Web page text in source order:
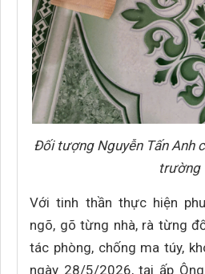
Đối tượng Nguyễn Tấn Anh
trường
Với tinh thần thực hiện
ngõ, gõ từng nhà, rà từng
tác phòng, chống ma túy,
ngày 28/5/2026, tại ấp Ông